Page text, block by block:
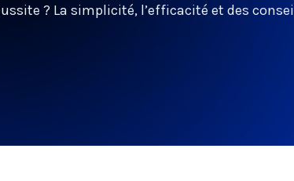
? La simplicité, l’efficacité et des